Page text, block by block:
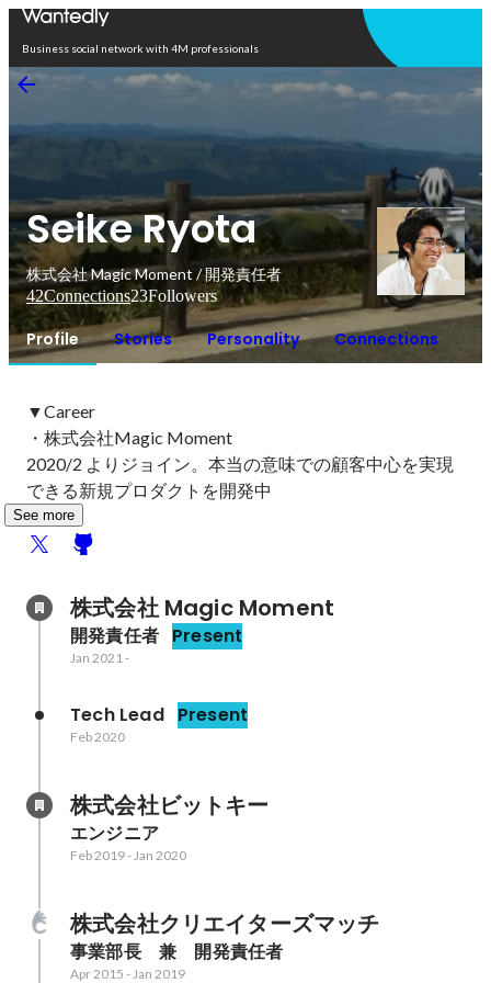
Business social network with 4M professionals
Seike Ryota
株式会社 Magic Moment / 開発責任者
42Connections23Followers
Profile Stories Personality Connections
▼Career
・株式会社Magic Moment
2020/2 よりジョイン。本当の意味での顧客中心を実現
できる新規プロダクトを開発中
See more
株式会社 Magic Moment
開発責任者 Present
Jan 2021-
Tech Lead Present
Feb 2020
株式会社ビットキー
エンジニア
Feb 2019-Jan 2020
株式会社クリエイターズマッチ
事業部長　兼　開発責任者
Apr 2015 -Jan 2019